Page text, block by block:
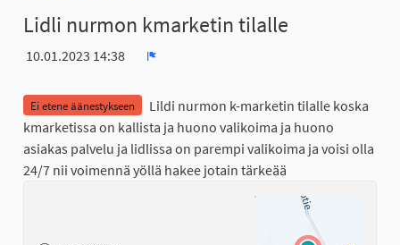
Lidli nurmon kmarketin tilalle
10.01.2023 14:38
Ei etene äänestykseen
Lildi nurmon k-marketin tilalle koska
kmarketissa on kallista ja huono valikoima ja huono
asiakas palvelu ja lidlissa on parempi valikoima ja voisi olla
24/7 nii voimennä yöllä hakee jotain tärkeää